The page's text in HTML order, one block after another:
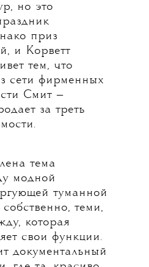
но это
приз
и Корветт
тем, что
сети фирменных
Смит —
за треть
тема
модной
туманной
теми,
которая
свои функции.
документальный